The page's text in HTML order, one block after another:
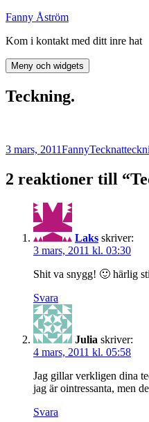
Hoppa
innehåll
Fanny Åström
Kom i kontakt med ditt inre hat
Meny och widgets
Teckning.
Postat
3 mars, 2011Författare
FannyKategorier
Tecknat
2 reaktioner till
Laks skriver:
3 mars, 2011 kl. 03:30
Shit va snygg! 🙂 härlig
Svara
Julia skriver:
4 mars, 2011 kl. 05:58
Jag gillar verkligen dina
jag är ointressanta, men
Svara